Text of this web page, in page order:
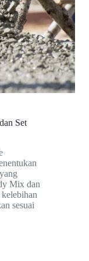
Set
Mix dan
sesuai